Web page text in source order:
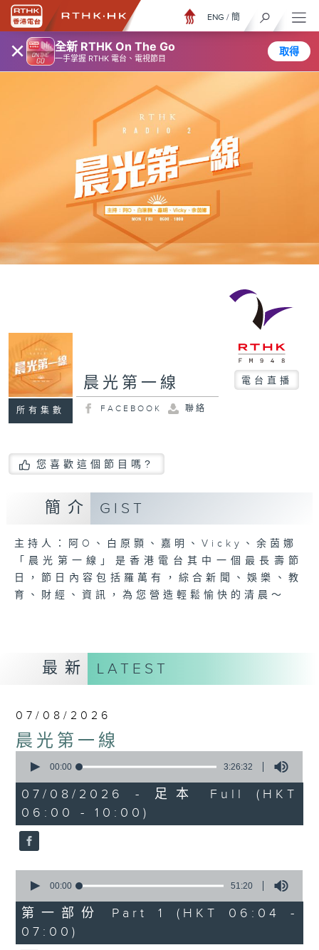
× 全新 RTHK On The Go
一手掌握 RTHK 電台、電視節目
取得
ENG / 簡
所有集數
晨光第一線 電台直播
FACEBOOK 聯絡
您喜歡這個節目嗎?
簡介 GIST
主持人：阿O、白原顥、嘉明、Vicky、余茵娜
「晨光第一線」是香港電台其中一個最長壽節
日，節日內容包括羅萬有，綜合新聞、娛樂、教
育、財經、資訊，為您營造輕鬆愉快的清晨～
最新 LATEST
07/08/2026
晨光第一線
seconds
3
hours,
26
minutes,
32
seconds
00:00 3:26:32
07/08/2026 - 足本 Full (HKT
06:00 - 10:00)
seconds
51
minutes,
20
seconds
00:00 51:20
第一部份 Part 1 (HKT 06:04 -
07:00)